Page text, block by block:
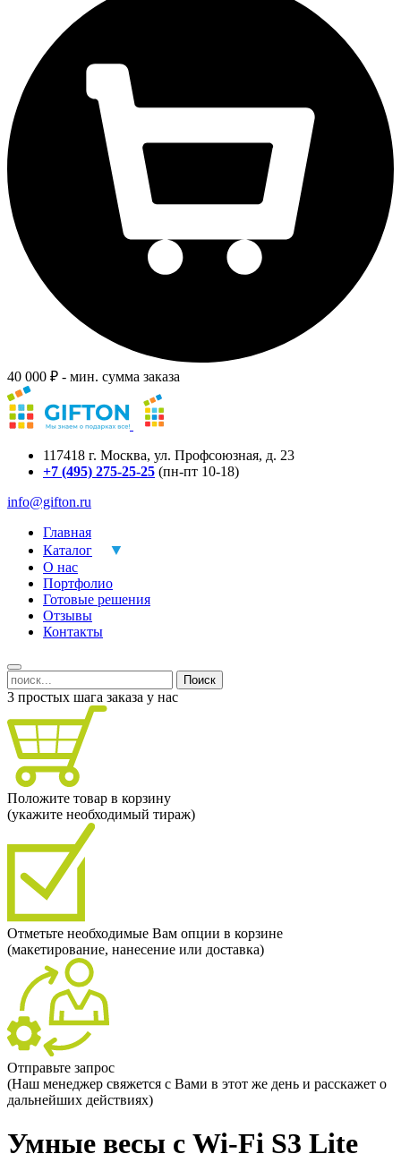
40 000 ₽ - мин. сумма заказа
117418 г. Москва, ул. Профсоюзная, д. 23
+7 (495) 275-25-25 (пн-пт 10-18)
info@gifton.ru
Главная
Каталог
О нас
Портфолио
Готовые решения
Отзывы
Контакты
Поиск
3 простых шага заказа у нас
Положите товар в корзину
(укажите необходимый тираж)
Отметьте необходимые Вам опции в корзине
(макетирование, нанесение или доставка)
Отправьте запрос
(Наш менеджер свяжется с Вами в этот же день и расскажет о
дальнейших действиях)
Умные весы с Wi-Fi S3 Lite